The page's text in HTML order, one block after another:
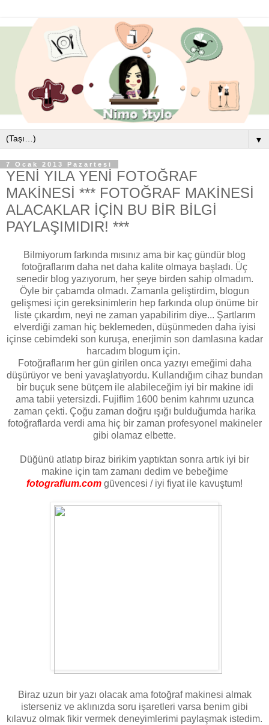
▼
7 Ocak 2013 Pazartesi
YENİ YILA YENİ FOTOĞRAF
MAKİNESİ *** FOTOĞRAF MAKİNESİ
ALACAKLAR İÇİN BU BİR BİLGİ
PAYLAŞIMIDIR! ***
Bilmiyorum farkında mısınız ama bir kaç gündür blog
fotoğraflarım daha net daha kalite olmaya başladı. Üç
senedir blog yazıyorum, her şeye birden sahip olmadım.
Öyle bir çabamda olmadı. Zamanla geliştirdim, blogun
gelişmesi için gereksinimlerin hep farkında olup önüme bir
liste çıkardım, neyi ne zaman yapabilirim diye... Şartlarım
elverdiği zaman hiç beklemeden, düşünmeden daha iyisi
içinse cebimdeki son kuruşa, enerjimin son damlasına kadar
harcadım blogum için.
Fotoğraflarım her gün girilen onca yazıyı emeğimi daha
düşürüyor ve beni yavaşlatıyordu. Kullandığım cihaz bundan
bir buçuk sene bütçem ile alabileceğim iyi bir makine idi
ama tabii yetersizdi. Fujiflim 1600 benim kahrımı uzunca
zaman çekti. Çoğu zaman doğru ışığı bulduğumda harika
fotoğraflarda verdi ama hiç bir zaman profesyonel makineler
gibi olamaz elbette.
Düğünü atlatıp biraz birikim yaptıktan sonra artık iyi bir
makine için tam zamanı dedim ve bebeğime
fotografium.com güvencesi / iyi fiyat ile kavuştum!
Biraz uzun bir yazı olacak ama fotoğraf makinesi almak
isterseniz ve aklınızda soru işaretleri varsa benim gibi
kılavuz olmak fikir vermek deneyimlerimi paylaşmak istedim.